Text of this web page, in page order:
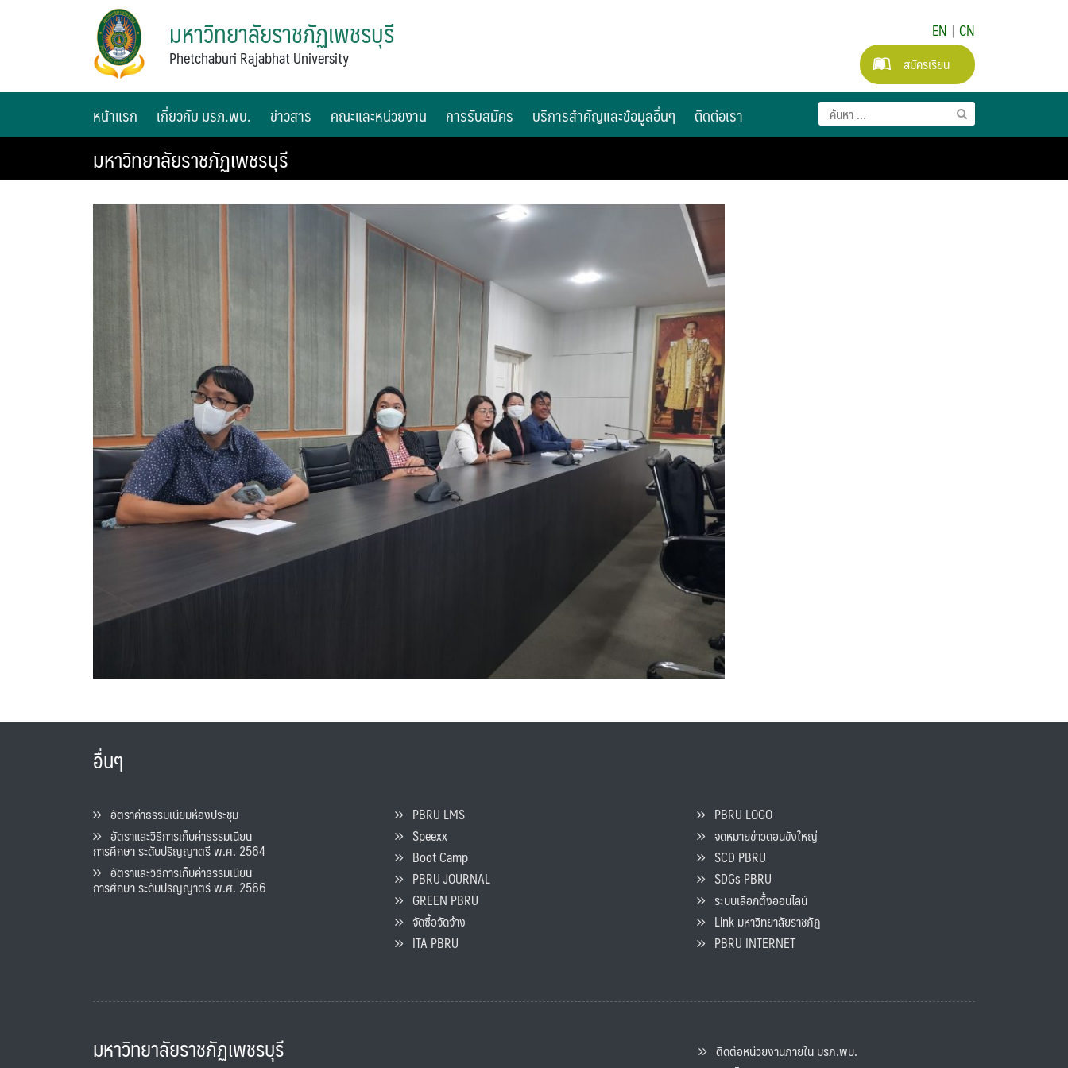
มหาวิทยาลัยราชภัฏเพชรบุรี
Phetchaburi Rajabhat University
EN | CN
สมัครเรียน
หน้าแรก เกี่ยวกับ มรภ.พบ. ข่าวสาร คณะและหน่วยงาน การรับสมัคร บริการสำคัญและข้อมูลอื่นๆ ติดต่อเรา
มหาวิทยาลัยราชภัฏเพชรบุรี
อื่นๆ
อัตราค่าธรรมเนียมห้องประชุม
อัตราและวิธีการเก็บค่าธรรมเนียน
การศึกษา ระดับปริญญาตรี พ.ศ. 2564
อัตราและวิธีการเก็บค่าธรรมเนียน
การศึกษา ระดับปริญญาตรี พ.ศ. 2566
PBRU LMS
Speexx
Boot Camp
PBRU JOURNAL
GREEN PBRU
จัดซื้อจัดจ้าง
ITA PBRU
PBRU LOGO
จดหมายข่าวดอนขังใหญ่
SCD PBRU
SDGs PBRU
ระบบเลือกตั้งออนไลน์
Link มหาวิทยาลัยราชภัฏ
PBRU INTERNET
มหาวิทยาลัยราชภัฏเพชรบุรี
ติดต่อหน่วยงานภายใน มรภ.พบ.